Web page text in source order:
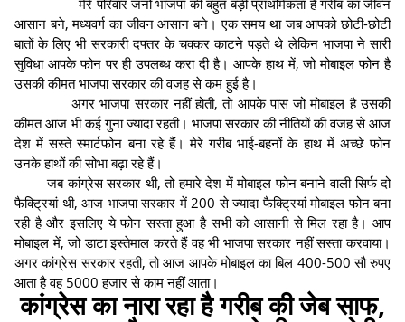
आसान बने, मध्यवर्ग का जीवन आसान बने। एक समय था जब आपको छोटी-छोटी
बातों के लिए भी सरकारी दफ्तर के चक्कर काटने पड़ते थे लेकिन भाजपा ने सारी
सुविधा आपके फोन पर ही उपलब्ध करा दी है। आपके हाथ में, जो मोबाइल फोन है
उसकी कीमत भाजपा सरकार की वजह से कम हुई है।
अगर भाजपा सरकार नहीं होती, तो आपके पास जो मोबाइल है उसकी
कीमत आज भी कई गुना ज्यादा रहती। भाजपा सरकार की नीतियों की वजह से आज
देश में सस्ते स्मार्टफोन बना रहे हैं। मेरे गरीब भाई-बहनों के हाथ में अच्छे फोन
उनके हाथों की सोभा बढ़ा रहे हैं।
जब कांग्रेस सरकार थी, तो हमारे देश में मोबाइल फोन बनाने वाली सिर्फ दो
फैक्ट्रियां थी, आज भाजपा सरकार में 200 से ज्यादा फैक्ट्रियां मोबाइल फोन बना
रही है और इसलिए ये फोन सस्ता हुआ है सभी को आसानी से मिल रहा है। आप
मोबाइल में, जो डाटा इस्तेमाल करते हैं वह भी भाजपा सरकार नहीं सस्ता करवाया।
अगर कांग्रेस सरकार रहती, तो आज आपके मोबाइल का बिल 400-500 सौ रुपए
आता है वह 5000 हजार से काम नहीं आता।
कांग्रेस का नारा रहा है गरीब की जेब साफ,